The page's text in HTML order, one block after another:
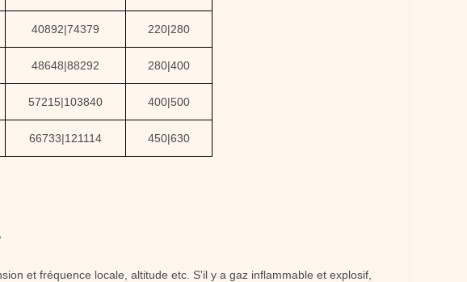
40892|74379 220|280
48648|88292 280|400
57215|103840 400|500
66733|121114 450|630
et fréquence locale, altitude etc. S'il y a gaz inflammable et explosif,